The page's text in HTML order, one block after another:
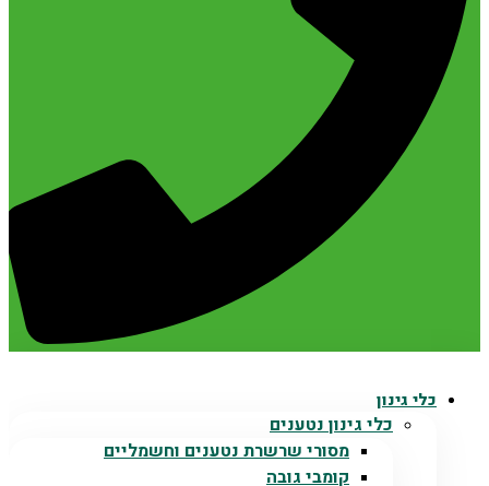
כלי גינון
כלי גינון נטענים
מסורי שרשרת נטענים וחשמליים
קומבי גובה